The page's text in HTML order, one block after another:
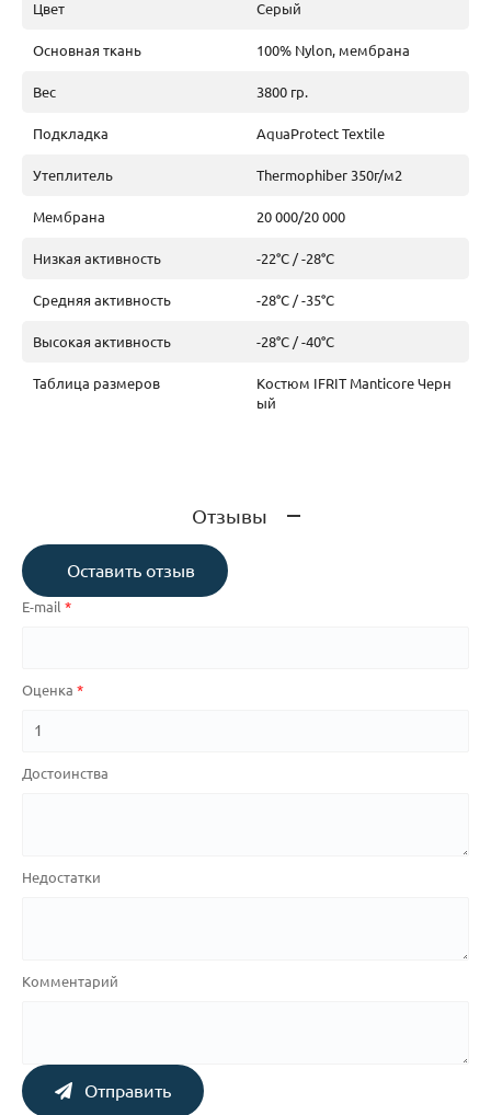
Цвет Серый
Основная ткань 100% Nylon, мембрана
Вес 3800 гр.
Подкладка AquaProtect Textile
Утеплитель Thermophiber 350г/м2
Мембрана 20 000/20 000
Низкая активность -22°C / -28°C
Средняя активность -28°C / -35°C
Высокая активность -28°C / -40°C
Таблица размеров
Костюм IFRIT Manticore Черн
ый
Отзывы
Оставить отзыв
E-mail
Оценка
Достоинства
Недостатки
Комментарий
Отправить